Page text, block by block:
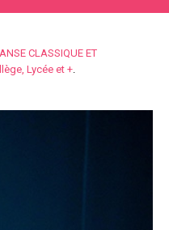
CLASSIQUE ET
Lycée et +.